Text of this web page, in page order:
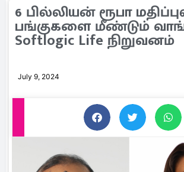
6 பில்லியன் ரூபா
பங்குகளை மீண்டும்
Softlogic Life நிறுவனம்
July 9, 2024